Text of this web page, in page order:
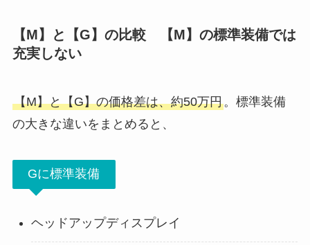
【M】と【G】の比較 【M】の標準装備では
充実しない
【M】と【G】の価格差は、約50万円。標準装備
の大きな違いをまとめると、
Gに標準装備
ヘッドアップディスプレイ